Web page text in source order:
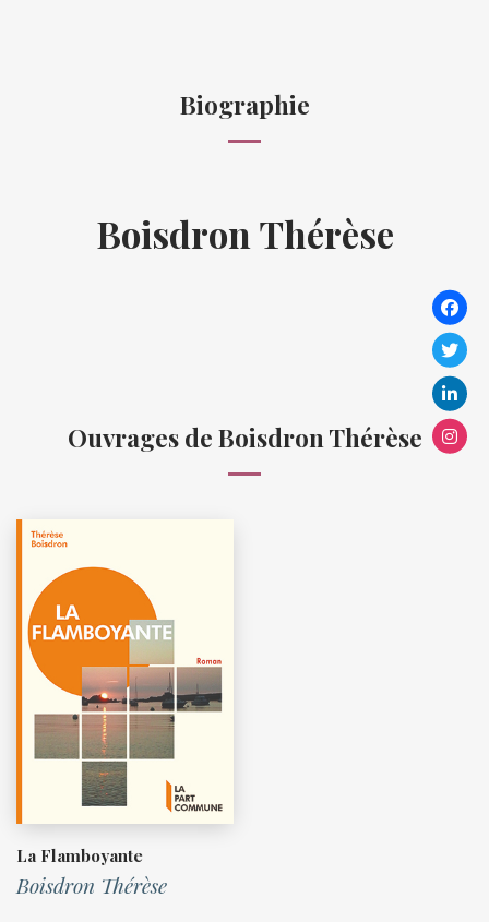
Biographie
Boisdron Thérèse
Ouvrages de Boisdron Thérèse
La Flamboyante
Boisdron Thérèse